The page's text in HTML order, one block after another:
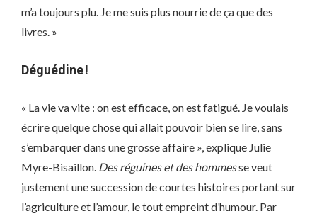
m’a toujours plu. Je me suis plus nourrie de ça que des
livres. »
Déguédine !
« La vie va vite : on est efficace, on est fatigué. Je voulais
écrire quelque chose qui allait pouvoir bien se lire, sans
s’embarquer dans une grosse affaire », explique Julie
Myre-Bisaillon. Des réguines et des hommesse veut
justement une succession de courtes histoires portant sur
l’agriculture et l’amour, le tout empreint d’humour. Par